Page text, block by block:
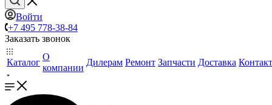
Войти
+7 495 778-38-84
Заказать звонок
Каталог
О
компании
Дилерам Ремонт Запчасти Доставка